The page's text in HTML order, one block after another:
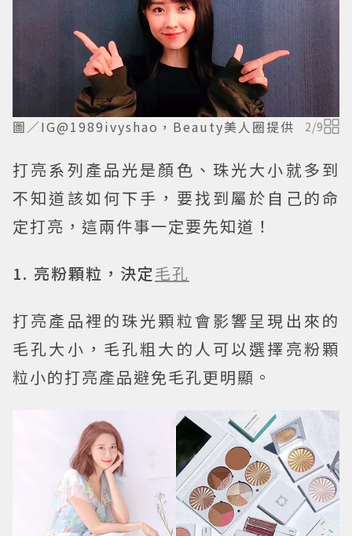
圖／IG@1989ivyshao，Beauty美人圈提供 2/9
打亮系列產品光是顏色、珠光大小就多到
不知道該如何下手，要找到屬於自己的命
定打亮，這兩件事一定要先知道！
1. 亮粉顆粒，決定毛孔
打亮產品裡的珠光顆粒會影響呈現出來的
毛孔大小，毛孔粗大的人可以選擇亮粉顆
粒小的打亮產品避免毛孔更明顯。